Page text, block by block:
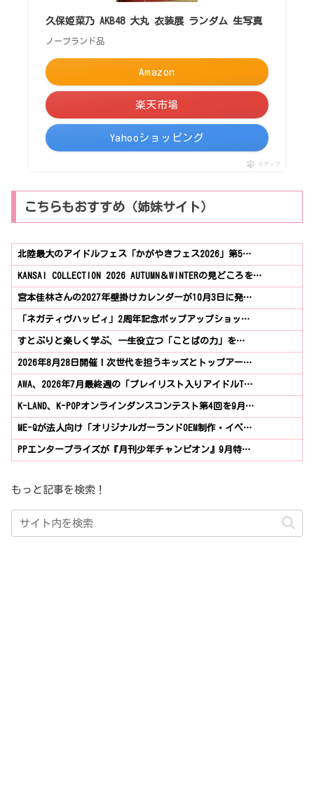
久保姫菜乃 AKB48 大丸 衣装展 ランダム 生写真
ノーブランド品
Amazon
楽天市場
Yahooショッピング
ポチップ
こちらもおすすめ（姉妹サイト）
北陸最大のアイドルフェス「かがやきフェス2026」第5…
KANSAI COLLECTION 2026 AUTUMN＆WINTERの見どころを…
宮本佳林さんの2027年壁掛けカレンダーが10月3日に発…
「ネガティヴハッピィ」2周年記念ポップアップショッ…
すとぷりと楽しく学ぶ、一生役立つ「ことばの力」を…
2026年8月28日開催！次世代を担うキッズとトップアー…
AWA、2026年7月最終週の「プレイリスト入りアイドルT…
K-LAND、K-POPオンラインダンスコンテスト第4回を9月…
ME-Qが法人向け「オリジナルガーランドOEM制作・イベ…
PPエンタープライズが『月刊少年チャンピオン』9月特…
もっと記事を検索！